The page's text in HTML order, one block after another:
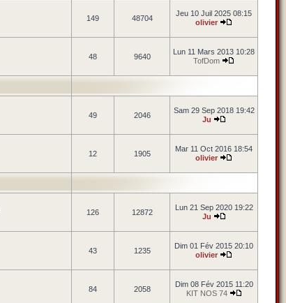
149 48704
Jeu 10 Juil 2025 08:15
olivier
48 9640
Lun 11 Mars 2013 10:28
TofDom
49 2046
Sam 29 Sep 2018 19:42
Ju
12 1905
Mar 11 Oct 2016 18:54
olivier
126 12872
Lun 21 Sep 2020 19:22
Ju
43 1235
Dim 01 Fév 2015 20:10
olivier
84 2058
Dim 08 Fév 2015 11:20
KIT NOS 74